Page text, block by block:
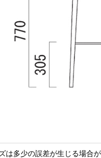
は多少の誤差が生じる場合が